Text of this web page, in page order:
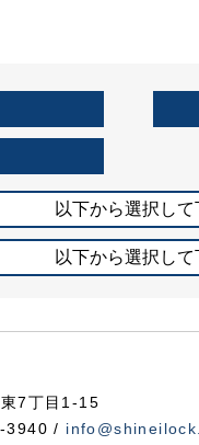
以下から選択し
以下から選択し
7丁目1-15
3940 /